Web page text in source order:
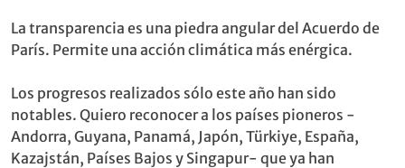
La transparencia es una piedra angular del Acuerdo de
París. Permite una acción climática más enérgica.
Los progresos realizados sólo este año han sido
notables. Quiero reconocer a los países pioneros -
Andorra, Guyana, Panamá, Japón, Türkiye, España,
Kazajstán, Países Bajos y Singapur- que ya han